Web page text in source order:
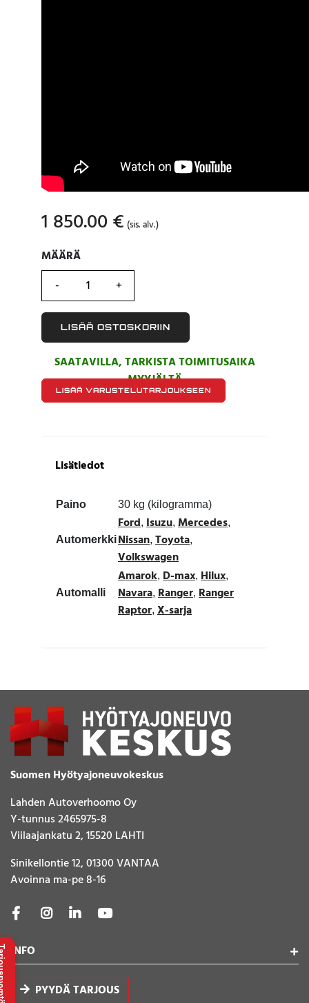
1 850.00 € (sis. alv.)
MÄÄRÄ
MÄÄRÄ
LISÄÄ OSTOSKORIIN
SAATAVILLA, TARKISTA TOIMITUSAIKA
MYYJÄLTÄ
LISÄÄ VARUSTELUTARJOUKSEEN
Lisätiedot
Paino 30 kg (kilogramma)
Automerkki
Ford, Isuzu, Mercedes,
Nissan, Toyota,
Volkswagen
Automalli
Amarok, D-max, Hilux,
Navara, Ranger, Ranger
Raptor, X-sarja
Suomen Hyötyajoneuvokeskus
Lahden Autoverhoomo Oy
Y-tunnus 2465975-8
Viilaajankatu 2, 15520 LAHTI
Sinikellontie 12, 01300 VANTAA
Avoinna ma-pe 8-16
INFO
PYYDÄ TARJOUS